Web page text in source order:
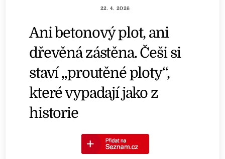
22. 4. 2026
Ani betonový plot, ani
dřevěná zástěna. Češi si
staví „proutěné ploty“,
které vypadají jako z
historie